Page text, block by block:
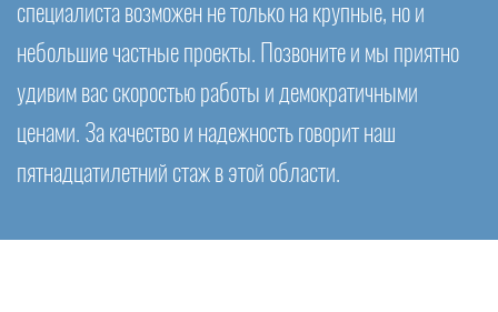
специалиста возможен не только на крупные, но и
небольшие частные проекты. Позвоните и мы приятно
удивим вас скоростью работы и демократичными
ценами. За качество и надежность говорит наш
пятнадцатилетний стаж в этой области.